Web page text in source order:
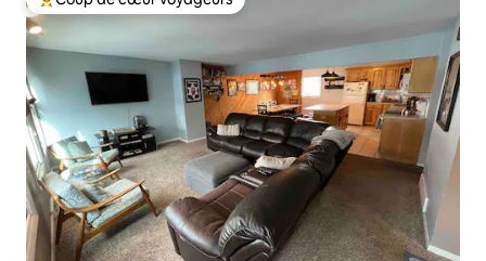
Coup de cœur voyageurs parmi les plus aimés